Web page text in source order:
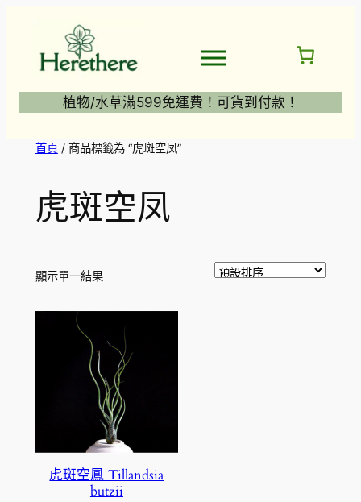
植物/水草滿599免運費！可貨到付款！
首頁/ 商品標籤為 “虎斑空凤”
虎斑空凤
顯示單一結果
虎斑空鳳 Tillandsia
butzii